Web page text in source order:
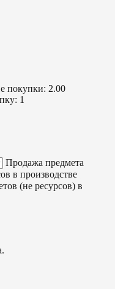
покупки: 2.00
1
Продажа предмета
в производстве
(не ресурсов) в